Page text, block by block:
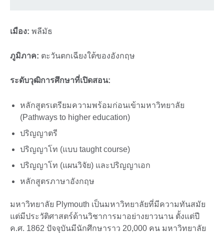
เมือง: พลีมัธ
ภูมิภาค: ตะวันตกเฉียงใต้ของอังกฤษ
ระดับวุฒิการศึกษาที่เปิดสอน:
หลักสูตรเตรียมความพร้อมก่อนเข้ามหาวิทยาลัย
(Pathways to higher education)
ปริญญาตรี
ปริญญาโท (แบบ taught course)
ปริญญาโท (แผนวิจัย) และปริญญาเอก
หลักสูตรภาษาอังกฤษ
มหาวิทยาลัย Plymouth เป็นมหาวิทยาลัยที่มีความทันสมัย
แต่มีประวัติศาสตร์ด้านวิชาการมาอย่างยาวนาน ตั้งแต่ปี
ค.ศ. 1862 ปัจจุบันมีนักศึกษาราว 20,000 คน มหาวิทยาลัย